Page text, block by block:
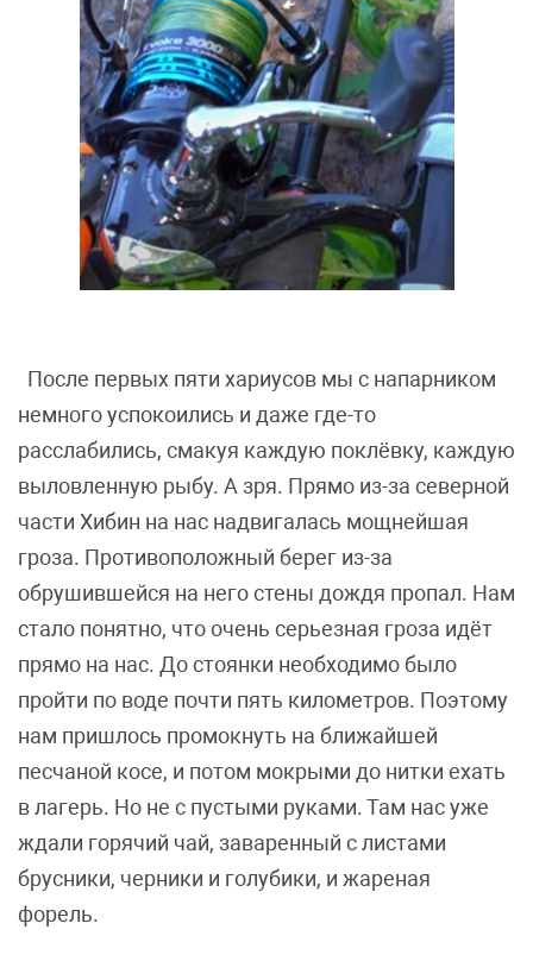
После первых пяти хариусов мы с напарником
немного успокоились и даже где-то
расслабились, смакуя каждую поклёвку, каждую
выловленную рыбу. А зря. Прямо из-за северной
части Хибин на нас надвигалась мощнейшая
гроза. Противоположный берег из-за
обрушившейся на него стены дождя пропал. Нам
стало понятно, что очень серьезная гроза идёт
прямо на нас. До стоянки необходимо было
пройти по воде почти пять километров. Поэтому
нам пришлось промокнуть на ближайшей
песчаной косе, и потом мокрыми до нитки ехать
в лагерь. Но не с пустыми руками. Там нас уже
ждали горячий чай, заваренный с листами
брусники, черники и голубики, и жареная
форель.